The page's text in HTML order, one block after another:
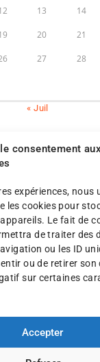
consentement aux
expériences, nous
les cookies pour
Le fait de
de traiter des
ou les ID
ou de retirer son
sur certaines
Accepter
13 14
20 21
27 28
« Juil